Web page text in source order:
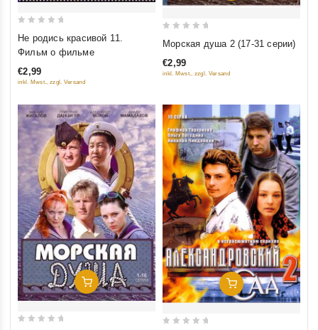
out
5
Не родись красивой 11.
Фильм о фильме
€2,99
inkl. Mwst., zzgl. Versand
out
of
Морская душа 2 (17-31 серии)
€2,99
inkl. Mwst., zzgl. Versand
Добавить В Корзину Добавить В Корзину